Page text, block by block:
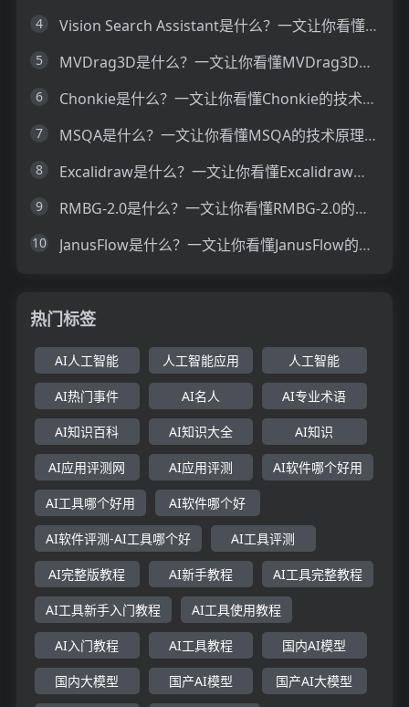
4 Vision Search Assistant是什么？一文让你看懂Vision Search Assistant的技术原理、主要功能、应用场景
5 MVDrag3D是什么？一文让你看懂MVDrag3D的技术原理、主要功能、应用场景
6 Chonkie是什么？一文让你看懂Chonkie的技术原理、主要功能、应用场景
7 MSQA是什么？一文让你看懂MSQA的技术原理、主要功能、应用场景
8 Excalidraw是什么？一文让你看懂Excalidraw的技术原理、主要功能、应用场景
9 RMBG-2.0是什么？一文让你看懂RMBG-2.0的技术原理、主要功能、应用场景
10 JanusFlow是什么？一文让你看懂JanusFlow的技术原理、主要功能、应用场景
热门标签
AI人工智能 人工智能应用 人工智能
AI热门事件 AI名人 AI专业术语
AI知识百科 AI知识大全 AI知识
AI应用评测网 AI应用评测 AI软件哪个好用
AI工具哪个好用 AI软件哪个好
AI软件评测-AI工具哪个好 AI工具评测
AI完整版教程 AI新手教程 AI工具完整教程
AI工具新手入门教程 AI工具使用教程
AI入门教程 AI工具教程 国内AI模型
国内大模型 国产AI模型 国产AI大模型